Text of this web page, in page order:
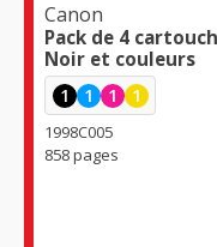
Canon
Pack de 4
Noir et couleurs
1 1 1 1
1998C005
858 pages